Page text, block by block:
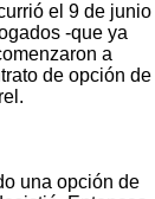
el 9 de junio
-que ya
a
de opción de
una opción de